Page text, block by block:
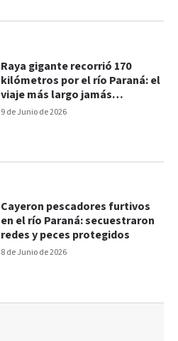
9 de Junio de 2026
Raya gigante recorrió 170
kilómetros por el río Paraná: el
viaje más largo jamás
registrado para la especie
8 de Junio de 2026
Cayeron pescadores furtivos
en el río Paraná: secuestraron
redes y peces protegidos